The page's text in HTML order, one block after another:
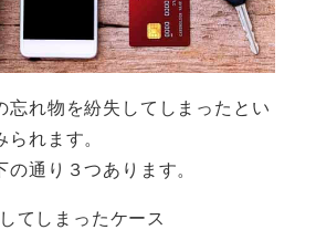
忘れ物を紛失してしまったとい
れます。
通り３つあります。
てしまったケース